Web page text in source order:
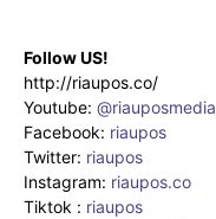
Follow US!
http://riaupos.co/
Youtube: @riauposmedia
Facebook: riaupos
Twitter: riaupos
Instagram: riaupos.co
Tiktok : riaupos